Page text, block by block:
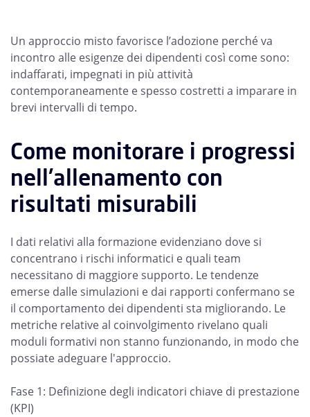
Un approccio misto favorisce l’adozione perché va
incontro alle esigenze dei dipendenti così come sono:
indaffarati, impegnati in più attività
contemporaneamente e spesso costretti a imparare in
brevi intervalli di tempo.
Come monitorare i progressi
nell'allenamento con
risultati misurabili
I dati relativi alla formazione evidenziano dove si
concentrano i rischi informatici e quali team
necessitano di maggiore supporto. Le tendenze
emerse dalle simulazioni e dai rapporti confermano se
il comportamento dei dipendenti sta migliorando. Le
metriche relative al coinvolgimento rivelano quali
moduli formativi non stanno funzionando, in modo che
possiate adeguare l'approccio.
Fase 1: Definizione degli indicatori chiave di prestazione
(KPI)